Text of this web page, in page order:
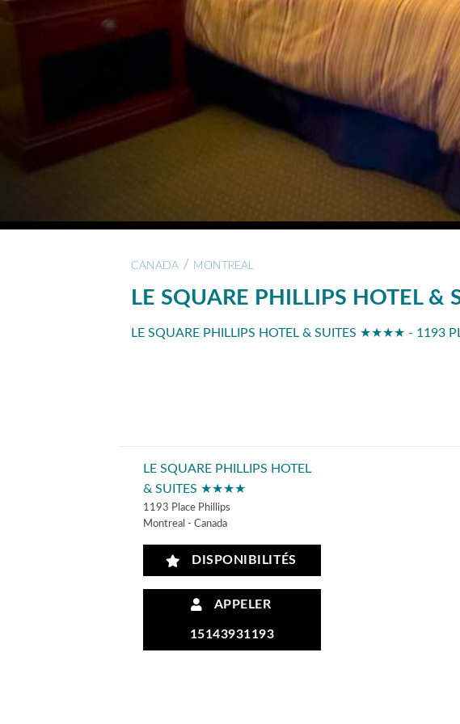
CANADA / MONTREAL
LE SQUARE PHILLIPS HOTEL &
LE SQUARE PHILLIPS HOTEL & SUITES ★★★★ - 1193
LE SQUARE PHILLIPS HOTEL
& SUITES ★★★★
1193 Place Phillips
Montreal - Canada
DISPONIBILITÉS
APPELER
15143931193